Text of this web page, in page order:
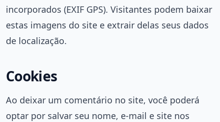
incorporados (EXIF GPS). Visitantes podem baixar
estas imagens do site e extrair delas seus dados
de localização.
Cookies
Ao deixar um comentário no site, você poderá
optar por salvar seu nome, e-mail e site nos